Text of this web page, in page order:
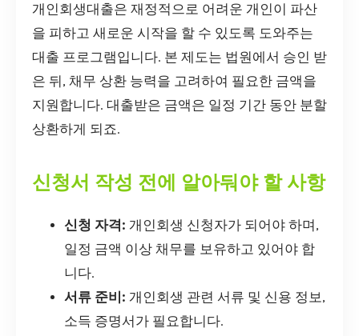
개인회생대출은 재정적으로 어려운 개인이 파산
을 피하고 새로운 시작을 할 수 있도록 도와주는
대출 프로그램입니다. 본 제도는 법원에서 승인 받
은 뒤, 채무 상환 능력을 고려하여 필요한 금액을
지원합니다. 대출받은 금액은 일정 기간 동안 분할
상환하게 되죠.
신청서 작성 전에 알아둬야 할 사항
신청 자격: 개인회생 신청자가 되어야 하며,
일정 금액 이상 채무를 보유하고 있어야 합
니다.
서류 준비: 개인회생 관련 서류 및 신용 정보,
소득 증명서가 필요합니다.